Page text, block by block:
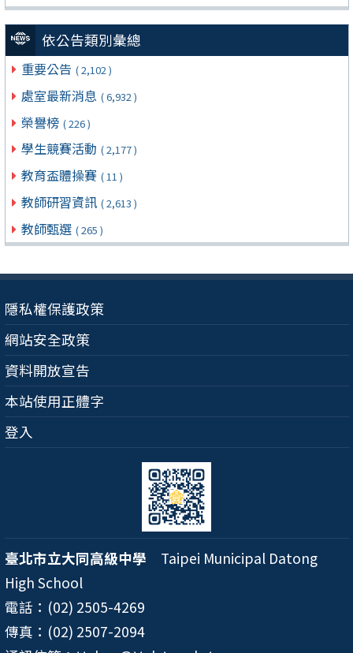
依公告類別彙總
重要公告 ( 2,102 )
處室最新消息 ( 6,932 )
榮譽榜 ( 226 )
學生競賽活動 ( 2,177 )
教育盃體操賽 ( 11 )
教師研習資訊 ( 2,613 )
教師甄選 ( 265 )
隱私權保護政策
網站安全政策
資料開放宣告
本站使用正體字
登入
臺北市立大同高級中學 Taipei Municipal Datong
High School
電話：(02) 2505-4269
傳真：(02) 2507-2094